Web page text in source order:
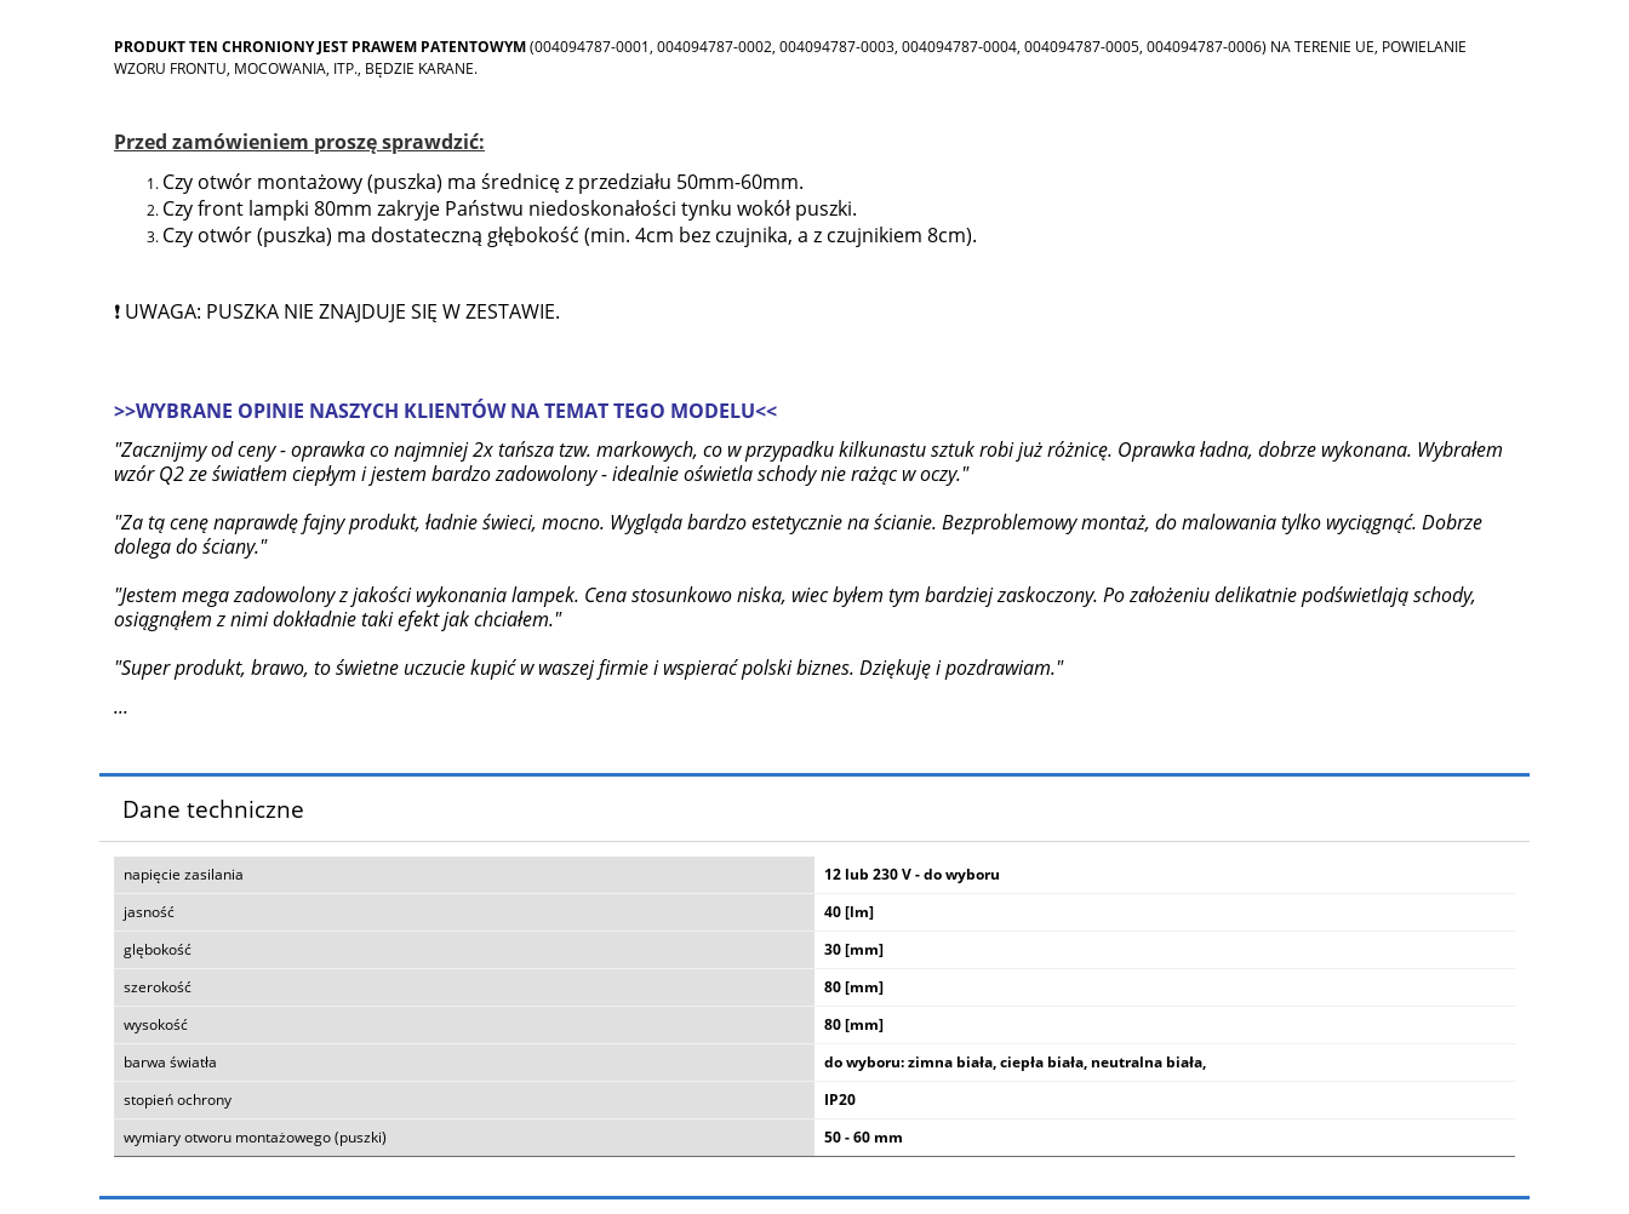
PRODUKT TEN CHRONIONY JEST PRAWEM PATENTOWYM(004094787-0001, 004094787-0002, 004094787-0003, 004094787-0004, 004094787-0005, 004094787-0006) NA TERENIE UE, POWIELANIE
WZORU FRONTU, MOCOWANIA, ITP., BĘDZIE KARANE.
Przed zamówieniem proszę sprawdzić:
Czy otwór montażowy (puszka) ma średnicę z przedziału 50mm-60mm.
Czy front lampki 80mm zakryje Państwu niedoskonałości tynku wokół puszki.
Czy otwór (puszka) ma dostateczną głębokość (min. 4cm bez czujnika, a z czujnikiem 8cm).
❗ UWAGA: PUSZKA NIE ZNAJDUJE SIĘ W ZESTAWIE.
>>WYBRANE OPINIE NASZYCH KLIENTÓW NA TEMAT TEGO MODELU<<
"Zacznijmy od ceny - oprawka co najmniej 2x tańsza tzw. markowych, co w przypadku kilkunastu sztuk robi już różnicę. Oprawka ładna, dobrze wykonana. Wybrałem
wzór Q2 ze światłem ciepłym i jestem bardzo zadowolony - idealnie oświetla schody nie rażąc w oczy."
"Za tą cenę naprawdę fajny produkt, ładnie świeci, mocno. Wygląda bardzo estetycznie na ścianie. Bezproblemowy montaż, do malowania tylko wyciągnąć. Dobrze
dolega do ściany."
"Jestem mega zadowolony z jakości wykonania lampek. Cena stosunkowo niska, wiec byłem tym bardziej zaskoczony. Po założeniu delikatnie podświetlają schody,
osiągnąłem z nimi dokładnie taki efekt jak chciałem."
"Super produkt, brawo, to świetne uczucie kupić w waszej firmie i wspierać polski biznes. Dziękuję i pozdrawiam."
...
Dane techniczne
napięcie zasilania
12 lub 230 V - do wyboru
jasność
40 [lm]
glębokość
30 [mm]
szerokość
80 [mm]
wysokość
80 [mm]
barwa światła
do wyboru: zimna biała, ciepła biała, neutralna biała,
stopień ochrony
IP20
wymiary otworu montażowego (puszki)
50 - 60 mm